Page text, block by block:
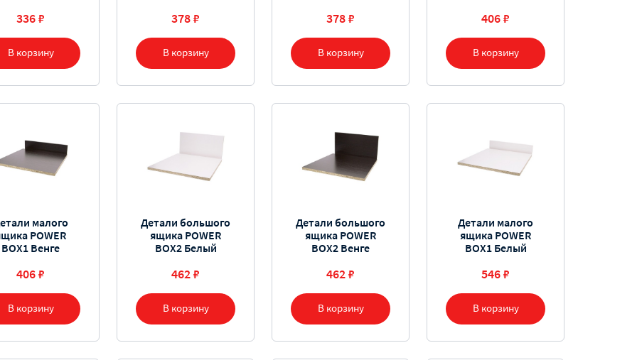
В корзину
336 ₽
В корзину
378 ₽
В корзину
378 ₽
В корзину
406 ₽
В корзину
малого
POWER
BOX1 Венге
406 ₽
В корзину
Детали большого
ящика POWER
BOX2 Белый
462 ₽
В корзину
Детали большого
ящика POWER
BOX2 Венге
462 ₽
В корзину
Детали малого
ящика POWER
BOX1 Белый
546 ₽